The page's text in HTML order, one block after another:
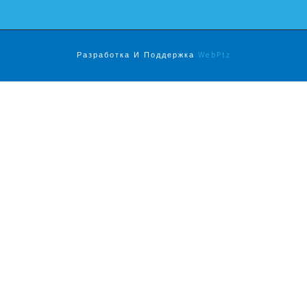
Разработка И Поддержка WebPtz